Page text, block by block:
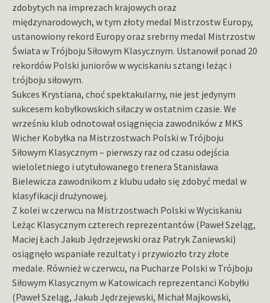
zdobytych na imprezach krajowych oraz
międzynarodowych, w tym złoty medal Mistrzostw Europy,
ustanowiony rekord Europy oraz srebrny medal Mistrzostw
Świata w Trójboju Siłowym Klasycznym. Ustanowił ponad 20
rekordów Polski juniorów w wyciskaniu sztangi leżąc i
trójboju siłowym.
Sukces Krystiana, choć spektakularny, nie jest jedynym
sukcesem kobyłkowskich siłaczy w ostatnim czasie. We
wrześniu klub odnotował osiągnięcia zawodników z MKS
Wicher Kobyłka na Mistrzostwach Polski w Trójboju
Siłowym Klasycznym – pierwszy raz od czasu odejścia
wieloletniego i utytułowanego trenera Stanisława
Bielewicza zawodnikom z klubu udało się zdobyć medal w
klasyfikacji drużynowej.
Z kolei w czerwcu na Mistrzostwach Polski w Wyciskaniu
Leżąc Klasycznym czterech reprezentantów (Paweł Szeląg,
Maciej Łach Jakub Jędrzejewski oraz Patryk Zaniewski)
osiągnęło wspaniałe rezultaty i przywiozło trzy złote
medale. Również w czerwcu, na Pucharze Polski w Trójboju
Siłowym Klasycznym w Katowicach reprezentanci Kobyłki
(Paweł Szeląg, Jakub Jędrzejewski, Michał Majkowski,